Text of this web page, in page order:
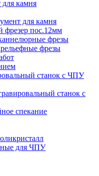
камня
для камня
фрезер пос.12мм
фрезы
фрезы
станок с ЧПУ
станок с
спекание
для ЧПУ